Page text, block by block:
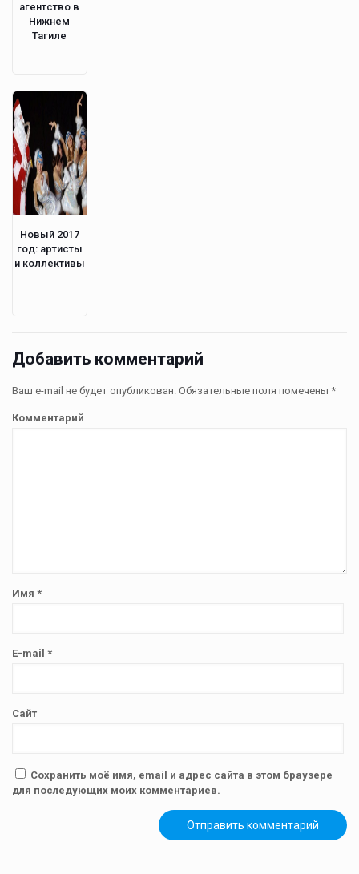
агентство в
Нижнем
Тагиле
Новый 2017
год: артисты
и коллективы
Добавить комментарий
Ваш e-mail не будет опубликован. Обязательные поля помечены *
Комментарий
Имя *
E-mail *
Сайт
Сохранить моё имя, email и адрес сайта в этом браузере
для последующих моих комментариев.